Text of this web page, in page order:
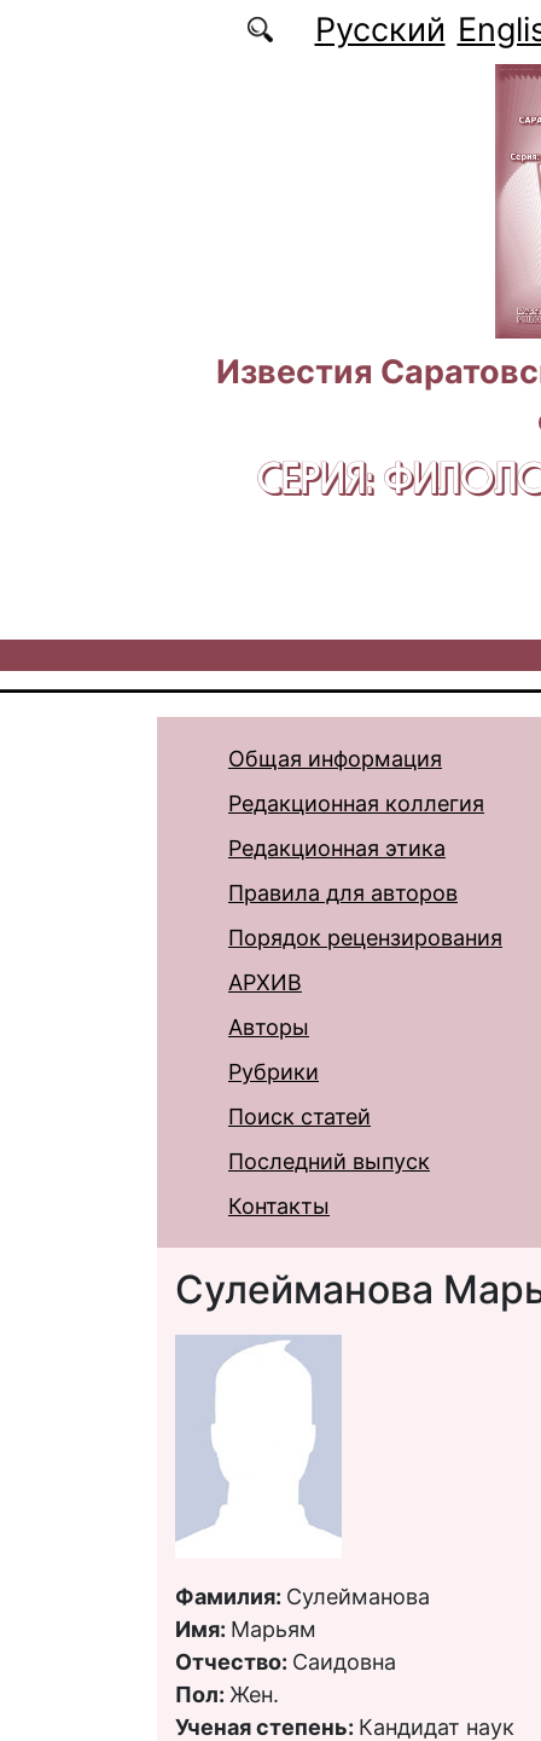
Перейти к основному содержаниюРусский
Известия
СЕРИЯ:
Общая информация
Редакционная коллегия
Редакционная этика
Правила для авторов
Порядок рецензирования
АРХИВ
Авторы
Рубрики
Поиск статей
Последний выпуск
Контакты
Сулейманова
Фамилия: Сулейманова
Имя: Марьям
Отчество: Саидовна
Пол: Жен.
Ученая степень: Кандидат наук